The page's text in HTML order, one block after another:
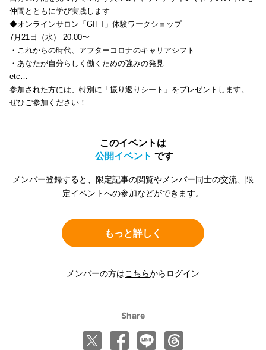
仲間とともに学び実践します
◆オンラインサロン「GIFT」体験ワークショップ
7月21日（水） 20:00〜
・これからの時代、アフターコロナのキャリアシフト
・あなたが自分らしく働くための強みの発見
etc…
参加された方には、特別に「振り返りシート」をプレゼントします。
ぜひご参加ください！
このイベントは
公開イベント です
メンバー登録すると、限定記事の閲覧やメンバー同士の交流、限
定イベントへの参加などができます。
もっと詳しく
メンバーの方はこちらからログイン
Share